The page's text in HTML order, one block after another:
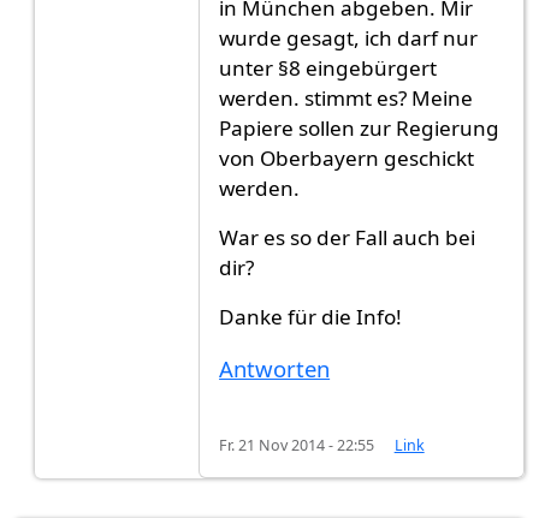
in München abgeben. Mir
wurde gesagt, ich darf nur
unter §8 eingebürgert
werden. stimmt es? Meine
Papiere sollen zur Regierung
von Oberbayern geschickt
werden.
War es so der Fall auch bei
dir?
Danke für die Info!
Antworten
Fr. 21 Nov 2014 - 22:55 Link